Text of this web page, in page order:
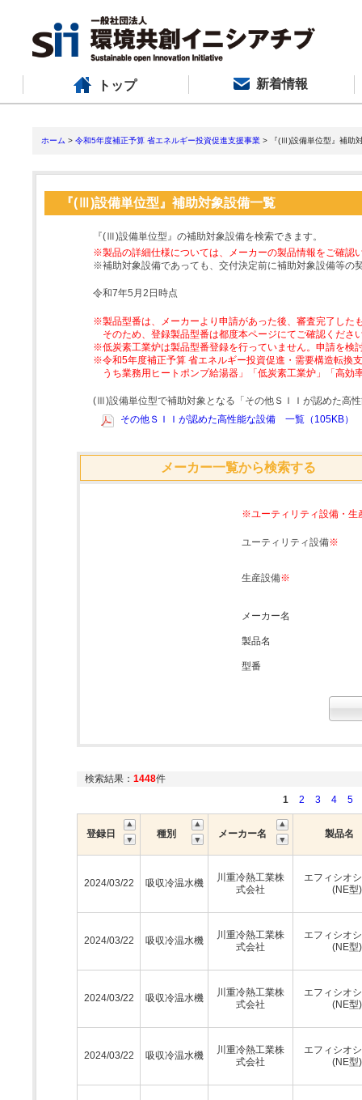
トップ 新着情報
ホーム > 令和5年度補正予算 省エネルギー投資促進支援事業 > 『(Ⅲ)設備単位型』補助
『(Ⅲ)設備単位型』補助対象設備一覧
『(Ⅲ)設備単位型』の補助対象設備を検索できます。
※製品の詳細仕様については、メーカーの製品情報をご確認
※補助対象設備であっても、交付決定前に補助対象設備等の
令和7年5月2日時点
※製品型番は、メーカーより申請があった後、審査完了した
そのため、登録製品型番は都度本ページにてご確認くださ
※低炭素工業炉は製品型番登録を行っていません。申請を検
※令和5年度補正予算 省エネルギー投資促進・需要構造転換
うち業務用ヒートポンプ給湯器」「低炭素工業炉」「高
(Ⅲ)設備単位型で補助対象となる「その他ＳＩＩが認めた高
その他ＳＩＩが認めた高性能な設備 一覧（105KB）
メーカー一覧から検索する
※ユーティリティ設備・生
ユーティリティ設備※
生産設備※
メーカー名
製品名
型番
検索結果： 1448件
1
2 3 4 5
登録日 種別 メーカー名 製品名
2024/03/22 吸収冷温水機
川重冷熱工業株
式会社
エフィシオ
(NE型)
2024/03/22 吸収冷温水機
川重冷熱工業株
式会社
エフィシオ
(NE型)
2024/03/22 吸収冷温水機
川重冷熱工業株
式会社
エフィシオ
(NE型)
2024/03/22 吸収冷温水機
川重冷熱工業株
式会社
エフィシオ
(NE型)